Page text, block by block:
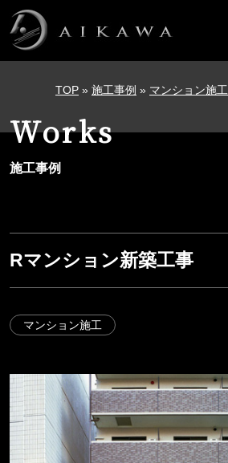
メインナビゲーション
TOP » 施工事例 » マンション施工
Works
施工事例
Rマンション新築工事
マンション施工